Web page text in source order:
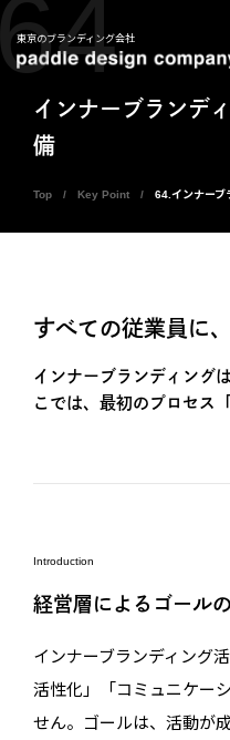
東京のブランディング会社
インナーブランデ
備
Top Key Point 64.インナーブ
すべての従業員に
インナーブランディング
こでは、最初のプロセス
Introduction
経営層によるゴール
インナーブランディング
活性化」「コミュニケー
せん。ゴールは、活動が